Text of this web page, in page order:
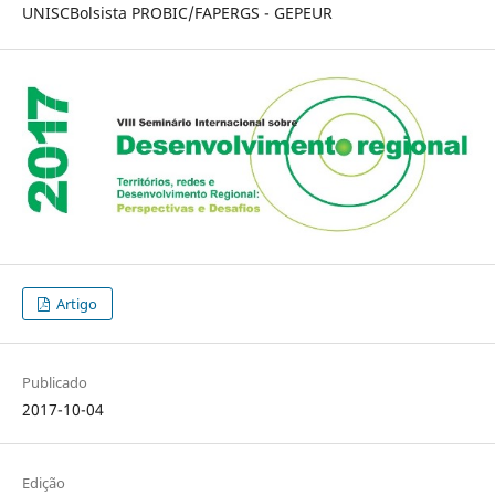
UNISCBolsista PROBIC/FAPERGS - GEPEUR
Artigo
Publicado
2017-10-04
Edição